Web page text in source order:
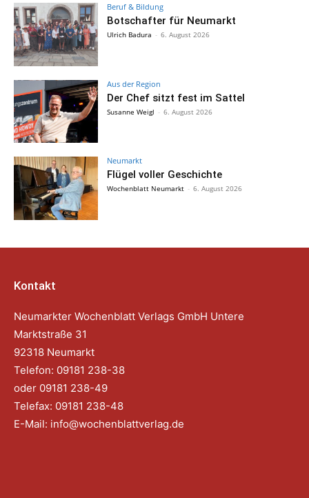
Beruf & Bildung
Botschafter für Neumarkt
Ulrich Badura - 6. August 2026
Aus der Region
Der Chef sitzt fest im Sattel
Susanne Weigl - 6. August 2026
Neumarkt
Flügel voller Geschichte
Wochenblatt Neumarkt - 6. August 2026
Kontakt
Neumarkter Wochenblatt Verlags GmbH Untere
Marktstraße 31
92318 Neumarkt
Telefon: 09181 238-38
oder 09181 238-49
Telefax: 09181 238-48
E-Mail: info@wochenblattverlag.de